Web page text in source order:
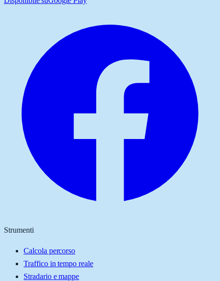
Strumenti
Calcola percorso
Traffico in tempo reale
Stradario e mappe